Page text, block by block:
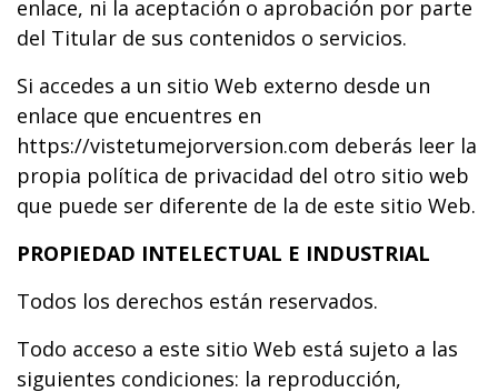
enlace, ni la aceptación o aprobación por parte
del Titular de sus contenidos o servicios.
Si accedes a un sitio Web externo desde un
enlace que encuentres en
https://vistetumejorversion.com deberás leer la
propia política de privacidad del otro sitio web
que puede ser diferente de la de este sitio Web.
PROPIEDAD INTELECTUAL E INDUSTRIAL
Todos los derechos están reservados.
Todo acceso a este sitio Web está sujeto a las
siguientes condiciones: la reproducción,